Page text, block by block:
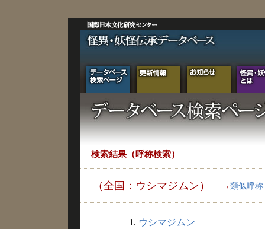
検索結果（呼称検索）
（全国：ウシマジムン） → 類似呼称
1. ウシマジムン